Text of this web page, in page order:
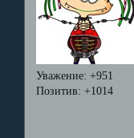
Уважение: +951
Позитив: +1014